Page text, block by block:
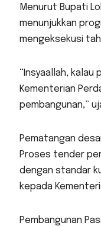
Menurut Bupati
menunjukkan
mengeksekusi
“Insyaallah,
Kementerian
pembangunan,”
Pematangan
Proses tender
dengan standar
kepada
Pembangunan